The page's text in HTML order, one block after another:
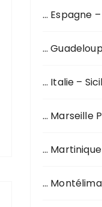
… Espagne
…
… Italie –
… Marseille
… Martinique
…